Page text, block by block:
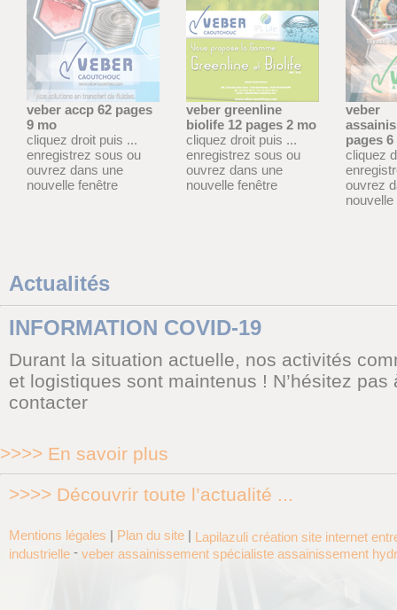
veber accp 62 pages
9 mo
cliquez droit puis ...
enregistrez sous ou
ouvrez dans une
nouvelle fenêtre
veber greenline
biolife 12 pages 2 mo
cliquez droit puis ...
enregistrez sous ou
ouvrez dans une
nouvelle fenêtre
veber
pages 6
cliquez
ouvrez
Actualités
INFORMATION COVID-19
Durant la situation actuelle, nos activités
et logistiques sont maintenus ! N’hésitez pas
contacter
>>>> En savoir plus
>>>> Découvrir toute l’actualité ...
Mentions légales | Plan du site | Lapilazuli création site internet
industrielle - veber assainissement spécialiste assainissement